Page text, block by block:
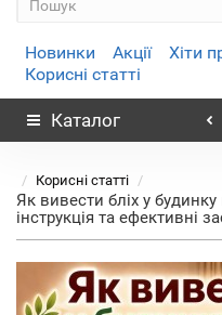
Новинки Акції Хіти
Корисні статті
Каталог
Корисні статті
Як вивести бліх у
інструкція та ефективні